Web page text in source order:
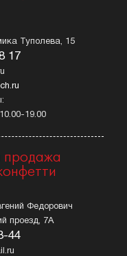
Туполева, 15
17
19.00
продажа
Федорович
проезд, 7А
44